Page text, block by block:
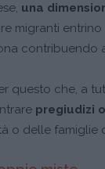
una
migranti
contribuendo
questo che, a
pregiudizi
o delle famiglie